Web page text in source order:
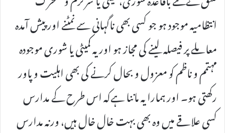
انتظامیہ موجود ہو جو کسی بھی ناگہانی سے نمٹنے اور پیش آمدہ
معاملے پر فیصلہ لینے کی مجاز ہو اور یہ کمیٹی یا شوری موجودہ
مہتمم و ناظم کو معزول و بحال کرنے کی بھی اہلیت و پاور
رکھتی ہو۔ اور ہمارا یہ ماننا ہےکہ اس طرح کے مدارس
کسی علاقے میں وہ بھی بہت خال خال ہیں، ورنہ مدارس